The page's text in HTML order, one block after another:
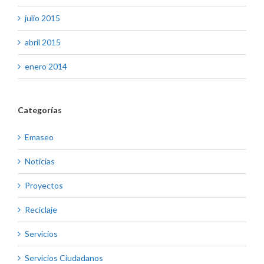
julio 2015
abril 2015
enero 2014
Categorías
Emaseo
Noticias
Proyectos
Reciclaje
Servicios
Servicios Ciudadanos